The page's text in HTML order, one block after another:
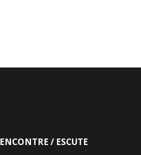
ENCONTRE / ESCUTE